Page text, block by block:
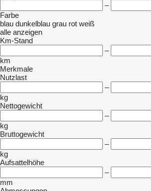
–
Farbe
blau dunkelblau grau rot weiß
alle anzeigen
Km-Stand
–
km
Merkmale
Nutzlast
–
kg
Nettogewicht
–
kg
Bruttogewicht
–
kg
Aufsattelhöhe
–
mm